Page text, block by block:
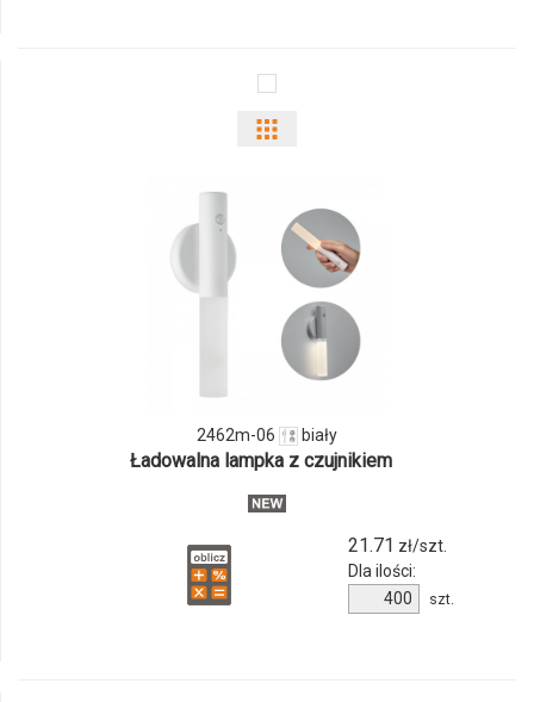
ilości
produktu
2462m-
2462m-06 biały
Ładowalna lampka z czujnikiem
21.71 zł/szt.
Dla ilości:
produktu
szt.